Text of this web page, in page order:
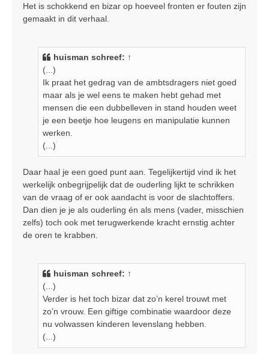
c
Het is schokkend en bizar op hoeveel fronten er fouten zijn
gemaakt in dit verhaal.
huisman schreef: ↑
(...)
Ik praat het gedrag van de ambtsdragers niet goed
maar als je wel eens te maken hebt gehad met
mensen die een dubbelleven in stand houden weet
je een beetje hoe leugens en manipulatie kunnen
werken.
(...)
Daar haal je een goed punt aan. Tegelijkertijd vind ik het
werkelijk onbegrijpelijk dat de ouderling lijkt te schrikken
van de vraag of er ook aandacht is voor de slachtoffers.
Dan dien je je als ouderling én als mens (vader, misschien
zelfs) toch ook met terugwerkende kracht ernstig achter
de oren te krabben.
huisman schreef: ↑
(...)
Verder is het toch bizar dat zo’n kerel trouwt met
zo’n vrouw. Een giftige combinatie waardoor deze
nu volwassen kinderen levenslang hebben.
(...)